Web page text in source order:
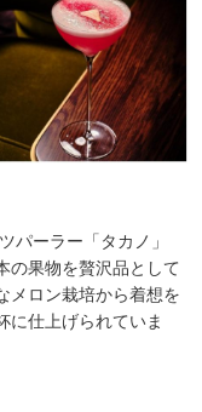
パーラー「タカノ」
の果物を贅沢品として
メロン栽培から着想を
に仕上げられていま